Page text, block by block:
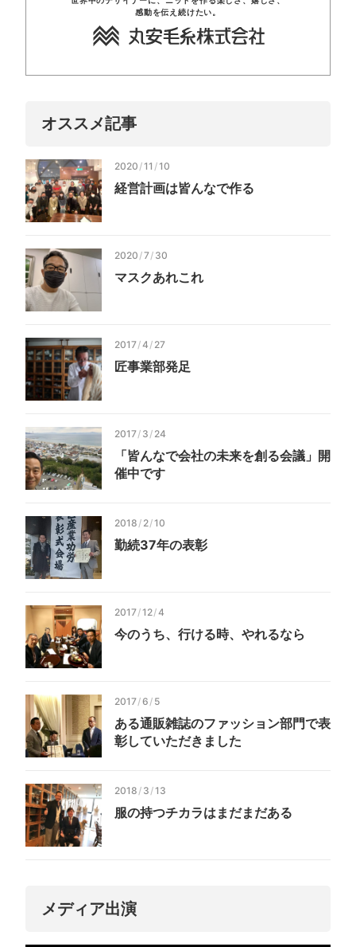
感動を伝え 続けたい。
オススメ記事
2020 /11 /10
経営計画は皆んなで作る
2020 /7/ 30
マスクあれこれ
2017/4 / 27
匠事業部発足
2017/ 3 / 24
「皆んなで会社の未来を創る会議」開
催中です
2018 / 2/10
勤続37年の表彰
2017/12/4
今のうち、行ける時、やれるなら
2017/6 / 5
ある通販雑誌のファッション部門で表
彰していただきました
2018 / 3 /13
服の持つチカラはまだまだある
メディア出演